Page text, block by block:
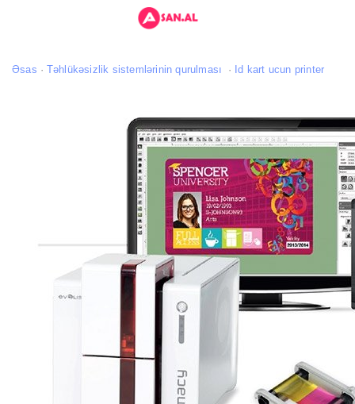
Əsas Təhlükəsizlik sistemlərinin qurulması Id kart ucun printer